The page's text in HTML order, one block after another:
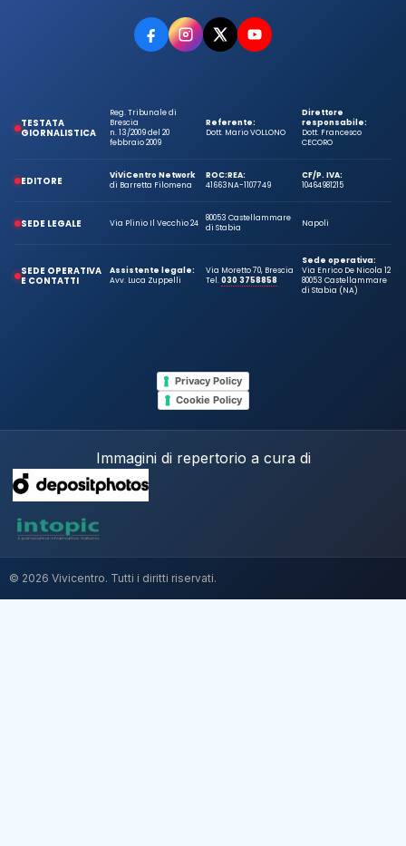
TESTATA
GIORNALISTICA
Reg. Tribunale di
Brescia
n. 13/2009 del 20
febbraio 2009
Referente:
Dott. Mario VOLLONO
Direttore
responsabile:
Dott. Francesco
CECORO
EDITORE
ViViCentro Network
di Barretta Filomena
ROC:
41663
REA:
NA-1107749
CF/P. IVA:
10464981215
SEDE LEGALE Via Plinio Il Vecchio 24
80053 Castellammare
di Stabia
Napoli
SEDE OPERATIVA
E CONTATTI
Assistente legale:
Avv. Luca Zuppelli
Via Moretto 70, Brescia
Tel.030 3758858
Sede operativa:
Via Enrico De Nicola 12
80053 Castellammare
di Stabia (NA)
Privacy Policy
Cookie Policy
Immagini di repertorio a cura di
© 2026 Vivicentro. Tutti i diritti riservati.